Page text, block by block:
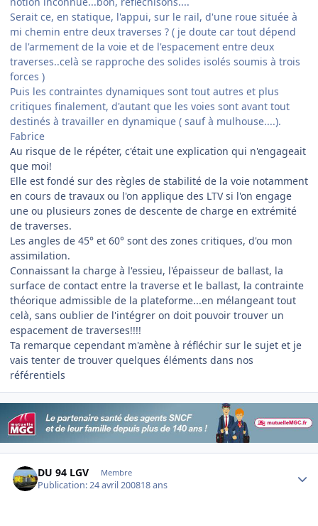
Serait ce, en statique, l'appui, sur le rail, d'une roue située à
mi chemin entre deux traverses ? ( je doute car tout dépend
de l'armement de la voie et de l'espacement entre deux
traverses..celà se rapproche des solides isolés soumis à trois
forces )
Puis les contraintes dynamiques sont tout autres et plus
critiques finalement, d'autant que les voies sont avant tout
destinés à travailler en dynamique ( sauf à mulhouse....).
Fabrice
Au risque de le répéter, c'était une explication qui n'engageait
que moi!
Elle est fondé sur des règles de stabilité de la voie notamment
en cours de travaux ou l'on applique des LTV si l'on engage
une ou plusieurs zones de descente de charge en extrémité
de traverses.
Les angles de 45° et 60° sont des zones critiques, d'ou mon
assimilation.
Connaissant la charge à l'essieu, l'épaisseur de ballast, la
surface de contact entre la traverse et le ballast, la contrainte
théorique admissible de la plateforme...en mélangeant tout
celà, sans oublier de l'intégrer on doit pouvoir trouver un
espacement de traverses!!!!
Ta remarque cependant m'amène à réfléchir sur le sujet et je
vais tenter de trouver quelques éléments dans nos
référentiels
DU 94 LGV Membre
Publication:24 avril 200818 ans